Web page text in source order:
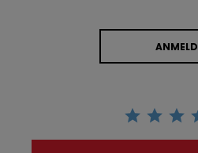
ANMELD